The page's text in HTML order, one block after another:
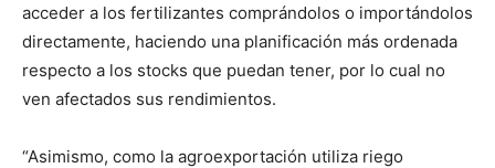
acceder a los fertilizantes comprándolos o importándolos
directamente, haciendo una planificación más ordenada
respecto a los stocks que puedan tener, por lo cual no
ven afectados sus rendimientos.
“Asimismo, como la agroexportación utiliza riego